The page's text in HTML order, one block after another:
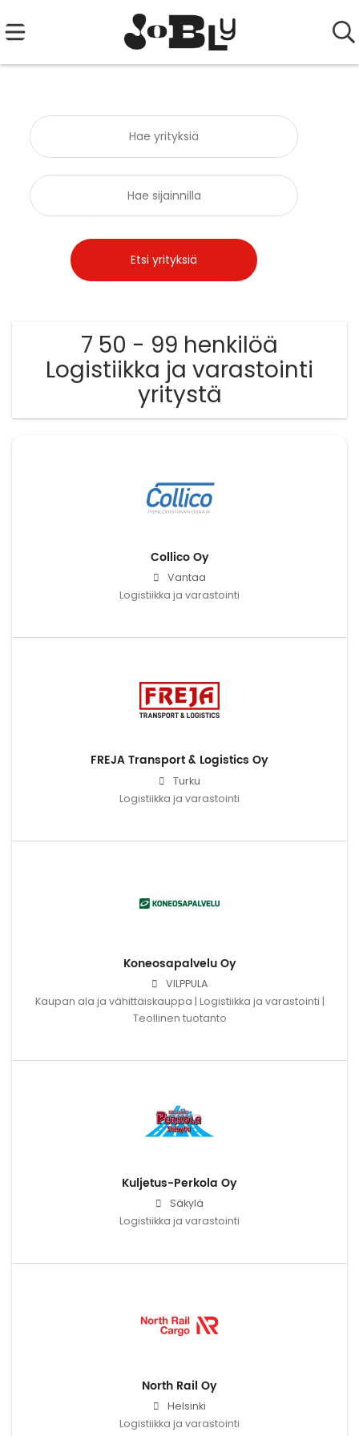
7 50 - 99 henkilöä
Logistiikka ja varastointi
yritystä
Collico Oy
Vantaa
Logistiikka ja varastointi
FREJA Transport & Logistics Oy
Turku
Logistiikka ja varastointi
Koneosapalvelu Oy
VILPPULA
Kaupan ala ja vähittäiskauppa | Logistiikka ja varastointi |
Teollinen tuotanto
Kuljetus-Perkola Oy
Säkylä
Logistiikka ja varastointi
North Rail Oy
Helsinki
Logistiikka ja varastointi